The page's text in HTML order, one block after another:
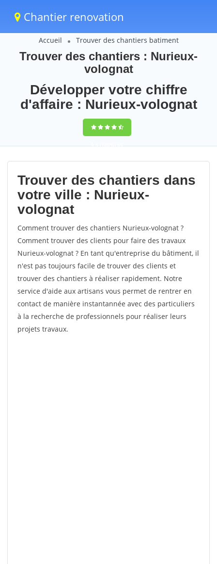
Chantier renovation
Accueil Trouver des chantiers batiment
Trouver des chantiers : Nurieux-
volognat
Développer votre chiffre
d'affaire : Nurieux-volognat
9,5(100%)69
votes
Trouver des chantiers dans
votre ville : Nurieux-
volognat
Comment trouver des chantiers Nurieux-volognat ?
Comment trouver des clients pour faire des travaux
Nurieux-volognat ? En tant qu'entreprise du bâtiment, il
n'est pas toujours facile de trouver des clients et
trouver des chantiers à réaliser rapidement. Notre
service d'aide aux artisans vous permet de rentrer en
contact de manière instantannée avec des particuliers
à la recherche de professionnels pour réaliser leurs
projets travaux.